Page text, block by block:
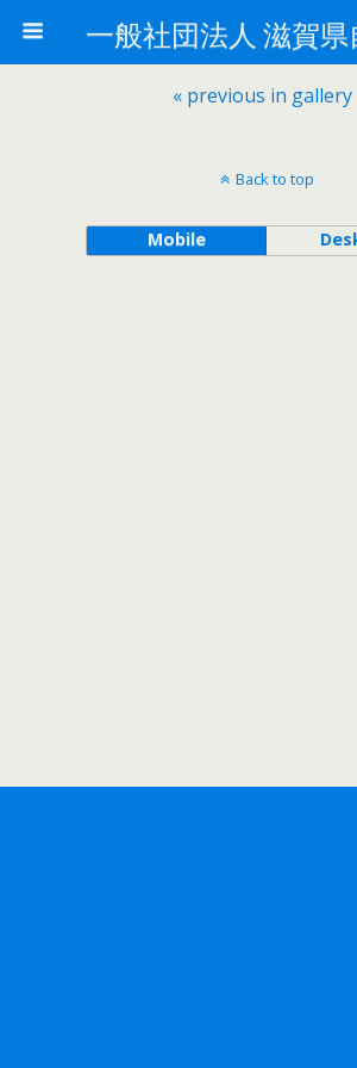
« previous in gallery
Back to top
Mobile